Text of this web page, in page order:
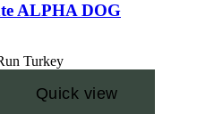
ALPHA DOG
Quick view